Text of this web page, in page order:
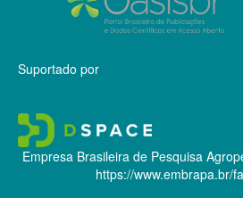
Suportado por
Empresa Brasileira de Pesquisa
https://www.embrapa.br/